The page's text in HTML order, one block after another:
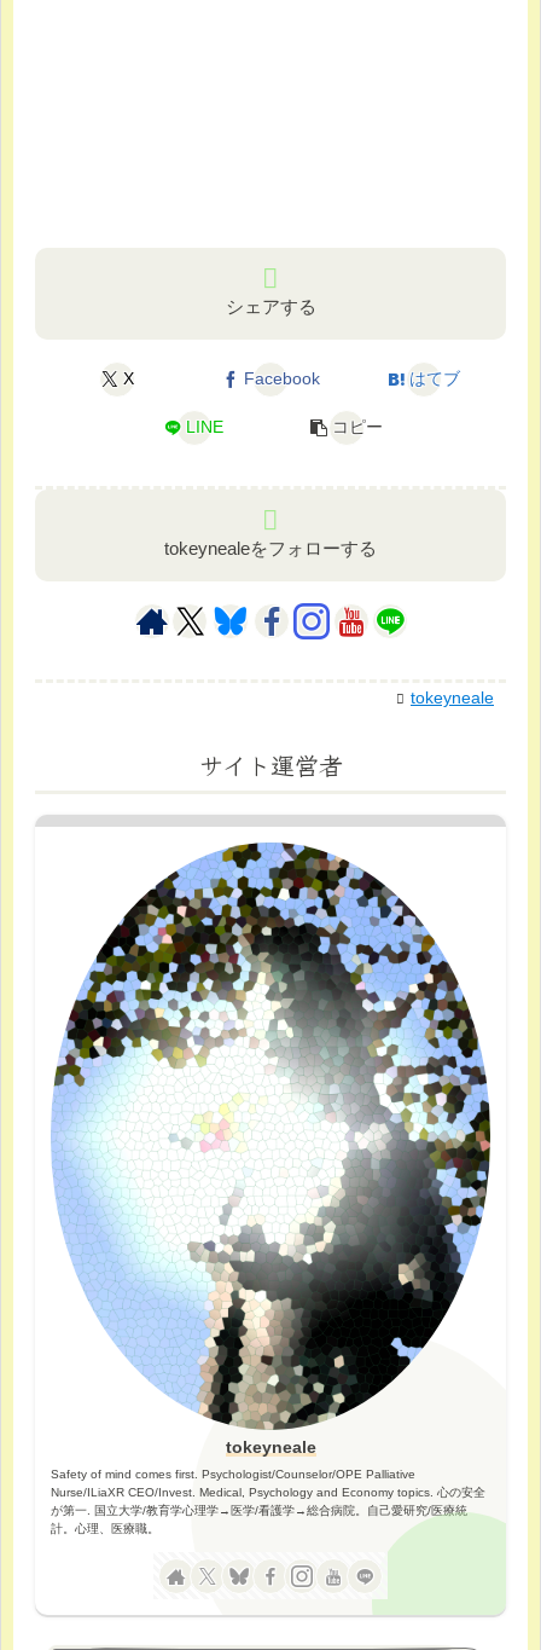
シェアする
X Facebook はてブ
LINE コピー
tokeynealeをフォローする
tokeyneale
サイト運営者
tokeyneale
Safety of mind comes first. Psychologist/Counselor/OPE Palliative
Nurse/ILiaXR CEO/Invest. Medical, Psychology and Economy topics. 心の安全
が第一. 国立大学/教育学心理学→医学/看護学→総合病院。自己愛研究/医療統
計。心理、医療職。